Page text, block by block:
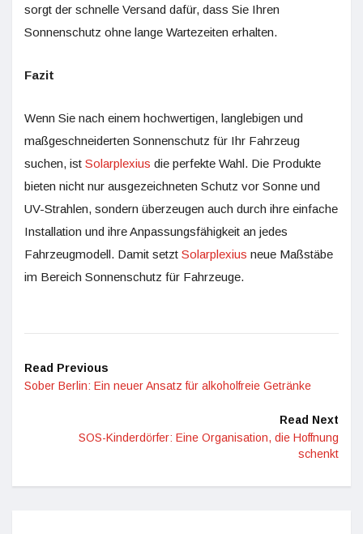
sorgt der schnelle Versand dafür, dass Sie Ihren
Sonnenschutz ohne lange Wartezeiten erhalten.
Fazit
Wenn Sie nach einem hochwertigen, langlebigen und
maßgeschneiderten Sonnenschutz für Ihr Fahrzeug
suchen, ist Solarplexius die perfekte Wahl. Die Produkte
bieten nicht nur ausgezeichneten Schutz vor Sonne und
UV-Strahlen, sondern überzeugen auch durch ihre einfache
Installation und ihre Anpassungsfähigkeit an jedes
Fahrzeugmodell. Damit setzt Solarplexius neue Maßstäbe
im Bereich Sonnenschutz für Fahrzeuge.
Read Previous
Sober Berlin: Ein neuer Ansatz für alkoholfreie Getränke
Read Next
SOS-Kinderdörfer: Eine Organisation, die Hoffnung
schenkt